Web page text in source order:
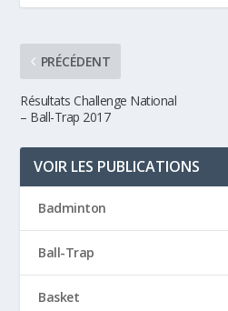
PRÉCÉDENT
Résultats Challenge National
– Ball-Trap 2017
VOIR LES PUBLICATIONS
Badminton
Ball-Trap
Basket